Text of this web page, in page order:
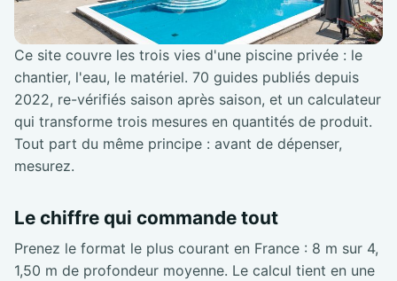
Ce site couvre les trois vies d'une piscine privée : le
chantier, l'eau, le matériel. 70 guides publiés depuis
2022, re-vérifiés saison après saison, et un calculateur
qui transforme trois mesures en quantités de produit.
Tout part du même principe : avant de dépenser,
mesurez.
Le chiffre qui commande tout
Prenez le format le plus courant en France : 8 m sur 4,
1,50 m de profondeur moyenne. Le calcul tient en une